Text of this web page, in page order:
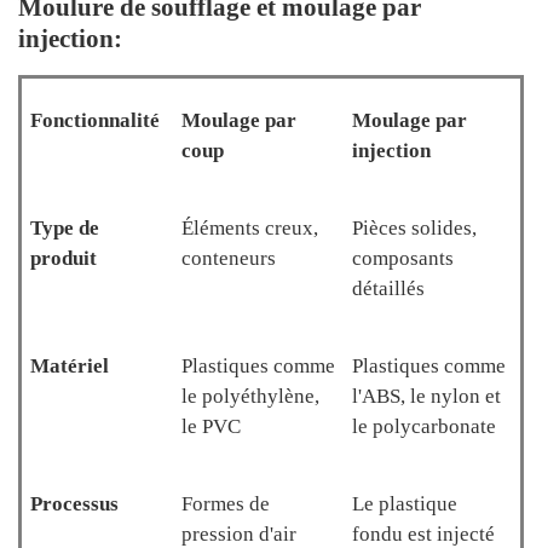
Moulure de soufflage et moulage par
injection:
Fonctionnalité
Moulage par
coup
Moulage par
injection
Type de
produit
Éléments creux,
conteneurs
Pièces solides,
composants
détaillés
Matériel
Plastiques comme
le polyéthylène,
le PVC
Plastiques comme
l'ABS, le nylon et
le polycarbonate
Processus
Formes de
pression d'air
Le plastique
fondu est injecté